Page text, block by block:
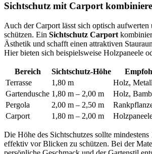
Sichtschutz mit Carport
Auch der Carport lässt sich optisch
schützen. Ein Sichtschutz Carport
Ästhetik und schafft einen attraktiven
Hier bieten sich beispielsweise Holzpaneele
Bereich Sichtschutz-Höhe
Terrasse
1,80 m
Holz,
Gartendusche 1,80 m – 2,00 m
Holz,
Pergola
2,00 m – 2,50 m
Carport
1,80 m – 2,00 m
Die Höhe des Sichtschutzes sollte
effektiv vor Blicken zu schützen. Bei der